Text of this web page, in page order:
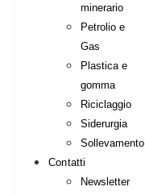
minerario
Petrolio e
Gas
Plastica e
gomma
Riciclaggio
Siderurgia
Sollevamento
Contatti
Newsletter